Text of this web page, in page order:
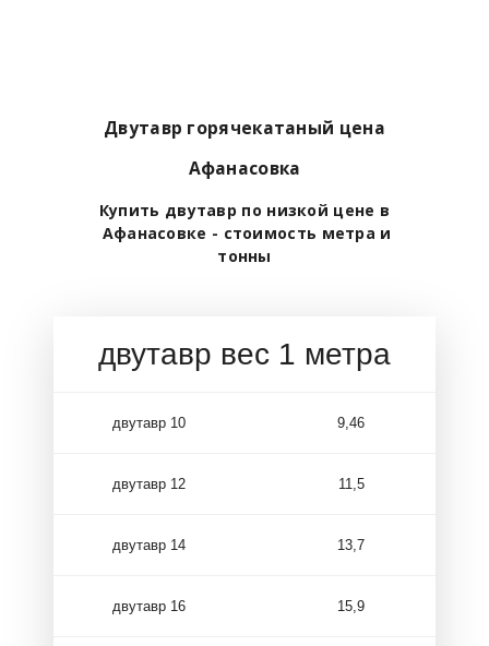
Двутавр горячекатаный цена
Афанасовка
Купить двутавр по низкой цене в
Афанасовке - стоимость метра и
тонны
двутавр вес 1 метра
двутавр 10 9,46
двутавр 12 11,5
двутавр 14 13,7
двутавр 16 15,9